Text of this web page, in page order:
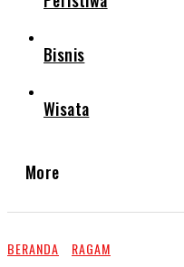
Bisnis
Wisata
More
BERANDA RAGAM